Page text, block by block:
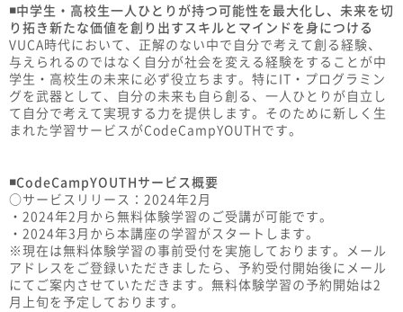
◾️中学生・高校生一人ひとりが持つ可能性を最大化し、未来を切
り拓き新たな価値を創り出すスキルとマインドを身につける
VUCA時代において、正解のない中で自分で考えて創る経験、
与えられるのではなく自分が社会を変える経験をすることが中
学生・高校生の未来に必ず役立ちます。特にIT・プログラミン
グを武器として、自分の未来も自ら創る、一人ひとりが自立し
て自分で考えて実現する力を提供します。そのために新しく生
まれた学習サービスがCodeCampYOUTHです。
◾️CodeCampYOUTHサービス概要
○サービスリリース：2024年2月
・2024年2月から無料体験学習のご受講が可能です。
・2024年3月から本講座の学習がスタートします。
※現在は無料体験学習の事前受付を実施しております。メール
アドレスをご登録いただきましたら、予約受付開始後にメール
にてご案内させていただきます。無料体験学習の予約開始は2
月上旬を予定しております。